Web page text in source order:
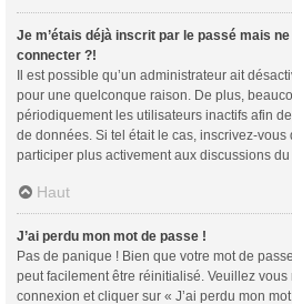
Je m’étais déjà inscrit par le passé mais
connecter ?!
Il est possible qu’un administrateur ait
pour une quelconque raison. De plus,
périodiquement les utilisateurs inactifs afin
de données. Si tel était le cas, inscrivez-
participer plus activement aux discussions du
Haut
J’ai perdu mon mot de passe !
Pas de panique ! Bien que votre mot de
peut facilement être réinitialisé. Veuillez
connexion et cliquer sur « J’ai perdu mon